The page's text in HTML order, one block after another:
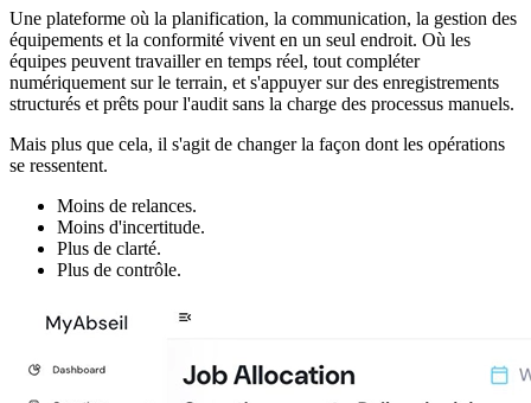
Une plateforme où la planification, la communication, la gestion des
équipements et la conformité vivent en un seul endroit. Où les
équipes peuvent travailler en temps réel, tout compléter
numériquement sur le terrain, et s'appuyer sur des enregistrements
structurés et prêts pour l'audit sans la charge des processus manuels.
Mais plus que cela, il s'agit de changer la façon dont les opérations
se ressentent.
Moins de relances.
Moins d'incertitude.
Plus de clarté.
Plus de contrôle.